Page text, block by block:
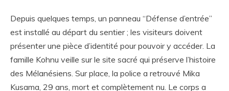
Depuis quelques temps, un panneau “Défense d’entrée”
est installé au départ du sentier ; les visiteurs doivent
présenter une pièce d’identité pour pouvoir y accéder. La
famille Kohnu veille sur le site sacré qui préserve l’histoire
des Mélanésiens. Sur place, la police a retrouvé Mika
Kusama, 29 ans, mort et complètement nu. Le corps a